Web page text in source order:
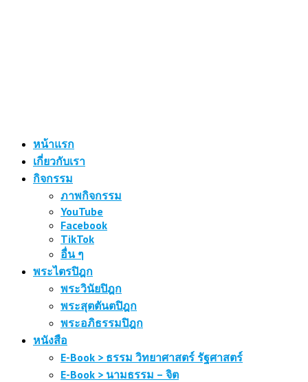
หน้าแรก
เกี่ยวกับเรา
กิจกรรม
ภาพกิจกรรม
YouTube
Facebook
TikTok
อื่น ๆ
พระไตรปิฎก
พระวินัยปิฎก
พระสุตตันตปิฎก
พระอภิธรรมปิฎก
หนังสือ
E-Book > ธรรม วิทยาศาสตร์ รัฐศาสตร์
E-Book > นามธรรม – จิต